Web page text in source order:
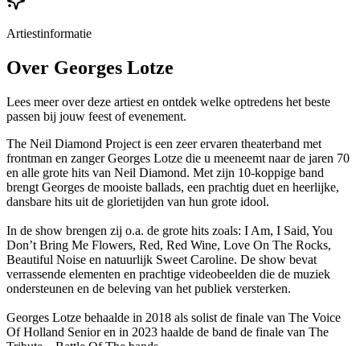
Artiestinformatie
Over Georges Lotze
Lees meer over deze artiest en ontdek welke optredens het beste
passen bij jouw feest of evenement.
The Neil Diamond Project is een zeer ervaren theaterband met
frontman en zanger Georges Lotze die u meeneemt naar de jaren 70
en alle grote hits van Neil Diamond. Met zijn 10-koppige band
brengt Georges de mooiste ballads, een prachtig duet en heerlijke,
dansbare hits uit de glorietijden van hun grote idool.
In de show brengen zij o.a. de grote hits zoals: I Am, I Said, You
Don’t Bring Me Flowers, Red, Red Wine, Love On The Rocks,
Beautiful Noise en natuurlijk Sweet Caroline. De show bevat
verrassende elementen en prachtige videobeelden die de muziek
ondersteunen en de beleving van het publiek versterken.
Georges Lotze behaalde in 2018 als solist de finale van The Voice
Of Holland Senior en in 2023 haalde de band de finale van The